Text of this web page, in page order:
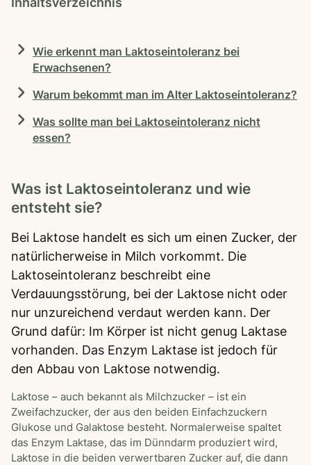
Wie erkennt man Laktoseintoleranz bei
Erwachsenen?
Warum bekommt man im Alter Laktoseintoleranz?
Was sollte man bei Laktoseintoleranz nicht
essen?
Was ist Laktoseintoleranz und wie
entsteht sie?
Bei Laktose handelt es sich um einen Zucker, der
natürlicherweise in Milch vorkommt. Die
Laktoseintoleranz beschreibt eine
Verdauungsstörung, bei der Laktose nicht oder
nur unzureichend verdaut werden kann. Der
Grund dafür: Im Körper ist nicht genug Laktase
vorhanden. Das Enzym Laktase ist jedoch für
den Abbau von Laktose notwendig.
Laktose – auch bekannt als Milchzucker – ist ein
Zweifachzucker, der aus den beiden Einfachzuckern
Glukose und Galaktose besteht. Normalerweise spaltet
das Enzym Laktase, das im Dünndarm produziert wird,
Laktose in die beiden verwertbaren Zucker auf, die dann